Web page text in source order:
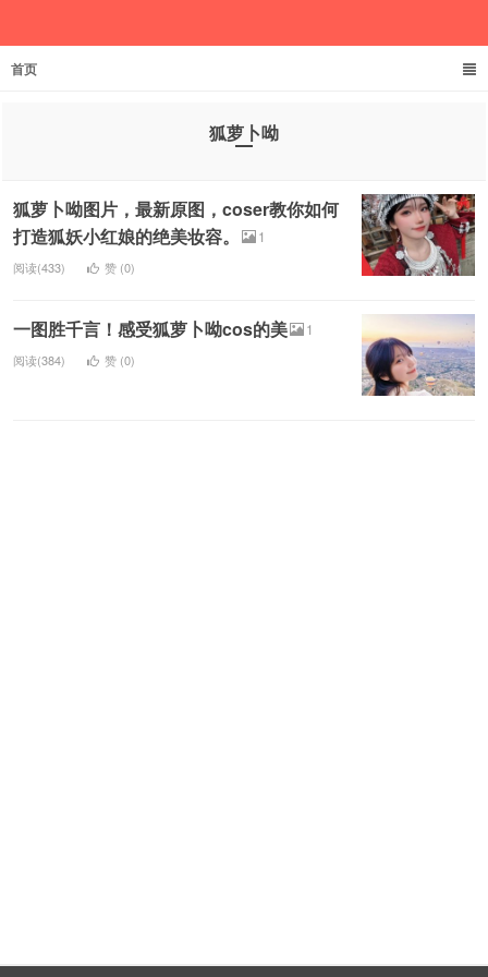
首页
狐萝卜呦
狐萝卜呦图片，最新原图，coser教你如何
打造狐妖小红娘的绝美妆容。
1
阅读(433) 赞 (0)
一图胜千言！感受狐萝卜呦cos的美 1
阅读(384) 赞 (0)